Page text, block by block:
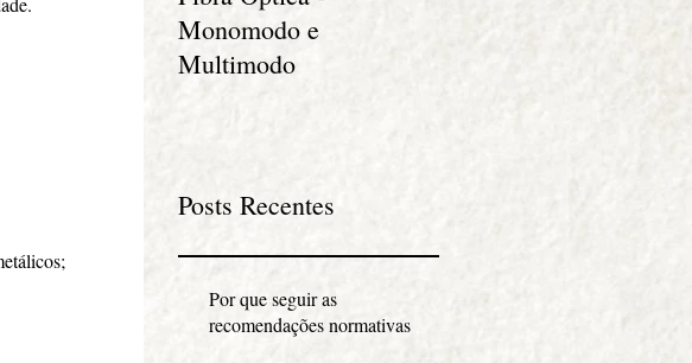
Monomodo e
Multimodo
Posts Recentes
Por que seguir as
recomendações normativas